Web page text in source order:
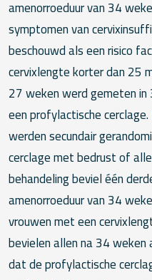
amenorroeduur van 34
symptomen van
beschouwd als een risico
cervixlengte korter dan 25
27 weken werd gemeten in
een profylactische
werden secundair
cerclage met bedrust of
behandeling beviel één
amenorroeduur van 34
vrouwen met een
bevielen allen na 34 weken
dat de profylactische